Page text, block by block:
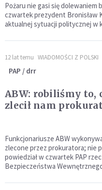
Pożaru nie gasi się dolewaniem
czwartek prezydent Bronisław
aktualnej sytuacji politycznej w
12 lat temu WIADOMOŚCI Z POLSKI
PAP / drr
ABW: robiliśmy to,
zlecił nam
Funkcjonariusze ABW
zlecone przez prokuratora; nie
powiedział w czwartek PAP
Bezpieczeństwa